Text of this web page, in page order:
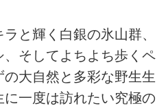
と輝く白銀の氷山群、
そしてよちよち歩くペ
大自然と多彩な野生生
一度は訪れたい究極の